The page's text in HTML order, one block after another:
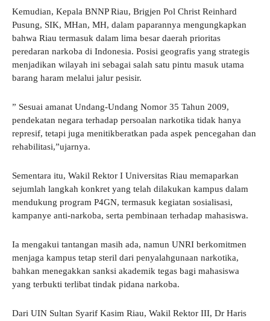
Kemudian, Kepala BNNP Riau, Brigjen Pol Christ Reinhard
Pusung, SIK, MHan, MH, dalam paparannya mengungkapkan
bahwa Riau termasuk dalam lima besar daerah prioritas
peredaran narkoba di Indonesia. Posisi geografis yang strategis
menjadikan wilayah ini sebagai salah satu pintu masuk utama
barang haram melalui jalur pesisir.
” Sesuai amanat Undang-Undang Nomor 35 Tahun 2009,
pendekatan negara terhadap persoalan narkotika tidak hanya
represif, tetapi juga menitikberatkan pada aspek pencegahan dan
rehabilitasi,”ujarnya.
Sementara itu, Wakil Rektor I Universitas Riau memaparkan
sejumlah langkah konkret yang telah dilakukan kampus dalam
mendukung program P4GN, termasuk kegiatan sosialisasi,
kampanye anti-narkoba, serta pembinaan terhadap mahasiswa.
Ia mengakui tantangan masih ada, namun UNRI berkomitmen
menjaga kampus tetap steril dari penyalahgunaan narkotika,
bahkan menegakkan sanksi akademik tegas bagi mahasiswa
yang terbukti terlibat tindak pidana narkoba.
Dari UIN Sultan Syarif Kasim Riau, Wakil Rektor III, Dr Haris